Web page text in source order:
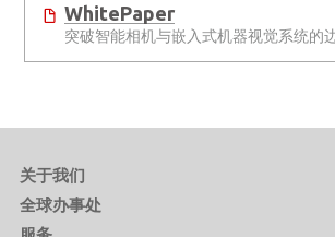
WhitePaper
突破智能相机与嵌入式机器视觉系统的
关于我们
全球办事处